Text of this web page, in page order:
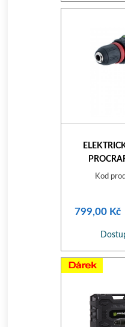
Kod
799,00 Kč